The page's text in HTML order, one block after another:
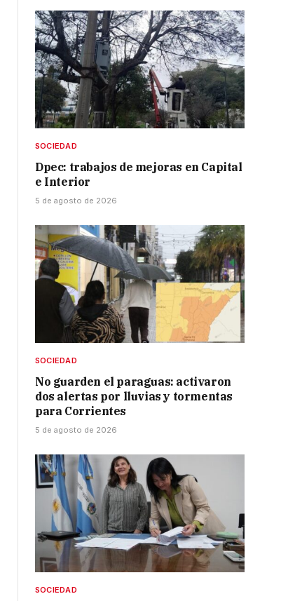
SOCIEDAD
Dpec: trabajos de mejoras en Capital
e Interior
5 de agosto de 2026
SOCIEDAD
No guarden el paraguas: activaron
dos alertas por lluvias y tormentas
para Corrientes
5 de agosto de 2026
SOCIEDAD